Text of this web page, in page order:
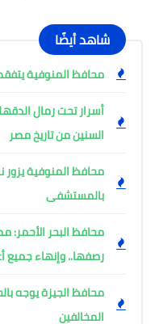
شاهد أيضًا
محافظ المنوفية
أسرار تحت رمال
السنين من تاريخ مصر
محافظ المنوفية
بالمستشفى
محافظ البحر الأحمر:
رصفها.. وإنهاء جميع
محافظ الجيزة يوجه
المخالفين